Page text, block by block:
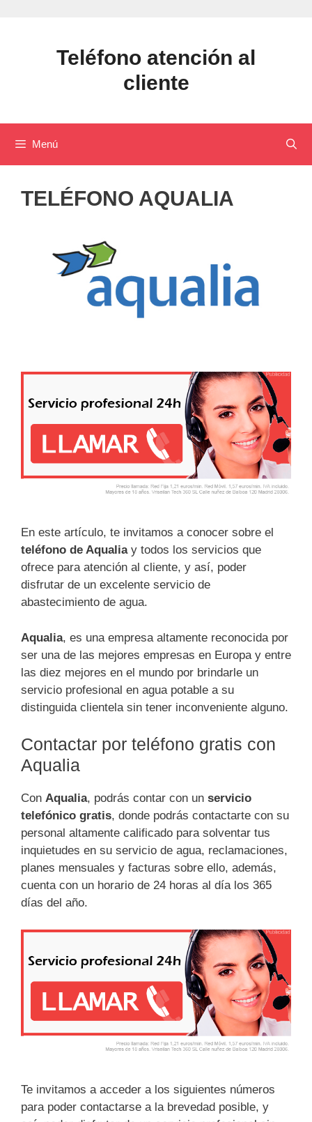
Teléfono atención al
cliente
Menú
TELÉFONO AQUALIA
En este artículo, te invitamos a conocer sobre el
teléfono de Aqualiay todos los servicios que
ofrece para atención al cliente, y así, poder
disfrutar de un excelente servicio de
abastecimiento de agua.
Aqualia, es una empresa altamente reconocida por
ser una de las mejores empresas en Europa y entre
las diez mejores en el mundo por brindarle un
servicio profesional en agua potable a su
distinguida clientela sin tener inconveniente alguno.
Contactar por teléfono gratis con
Aqualia
Con Aqualia, podrás contar con un servicio
telefónico gratis, donde podrás contactarte con su
personal altamente calificado para solventar tus
inquietudes en su servicio de agua, reclamaciones,
planes mensuales y facturas sobre ello, además,
cuenta con un horario de 24 horas al día los 365
días del año.
Te invitamos a acceder a los siguientes números
para poder contactarse a la brevedad posible, y